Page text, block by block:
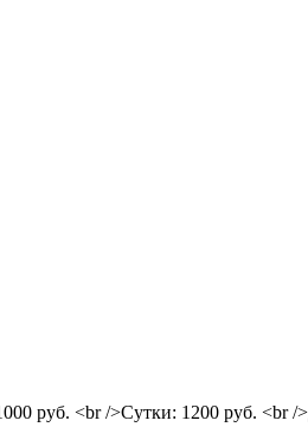
руб. <br />Сутки: 1200 руб. <br /